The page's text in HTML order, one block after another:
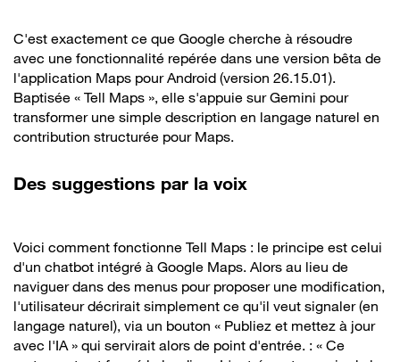
C'est exactement ce que Google cherche à résoudre
avec une fonctionnalité repérée dans une version bêta de
l'application Maps pour Android (version 26.15.01).
Baptisée « Tell Maps », elle s'appuie sur Gemini pour
transformer une simple description en langage naturel en
contribution structurée pour Maps.
Des suggestions par la voix
Voici comment fonctionne Tell Maps : le principe est celui
d'un chatbot intégré à Google Maps. Alors au lieu de
naviguer dans des menus pour proposer une modification,
l'utilisateur décrirait simplement ce qu'il veut signaler (en
langage naturel), via un bouton « Publiez et mettez à jour
avec l'IA » qui servirait alors de point d'entrée. : « Ce